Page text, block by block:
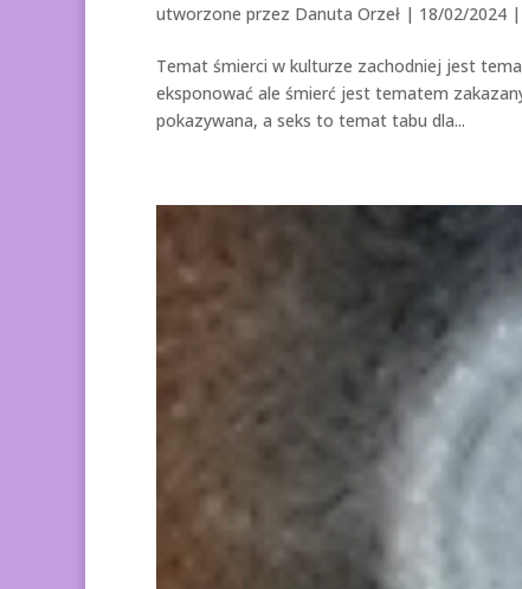
utworzone przez Danuta Orzeł | 18/02/2024 |
Temat śmierci w kulturze zachodniej jest
eksponować ale śmierć jest tematem
pokazywana, a seks to temat tabu dla...